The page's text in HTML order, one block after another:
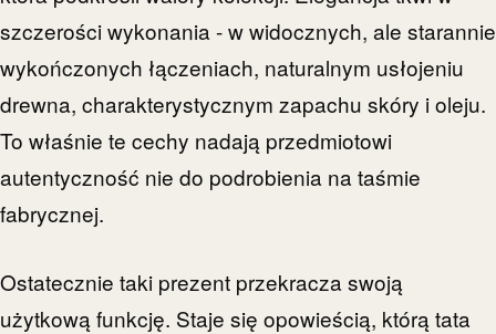
szczerości wykonania - w widocznych, ale starannie
wykończonych łączeniach, naturalnym usłojeniu
drewna, charakterystycznym zapachu skóry i oleju.
To właśnie te cechy nadają przedmiotowi
autentyczność nie do podrobienia na taśmie
fabrycznej.
Ostatecznie taki prezent przekracza swoją
użytkową funkcję. Staje się opowieścią, którą tata